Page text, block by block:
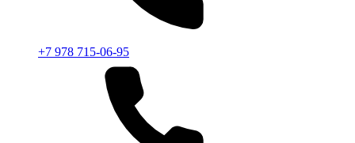
+7 978 715-06-95